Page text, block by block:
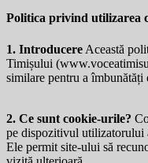
Politica privind utilizarea
1. Introducere Această
Timișului (
similare pentru a
2. Ce sunt cookie-urile?
pe dispozitivul utilizatorului
Ele permit site-ului să